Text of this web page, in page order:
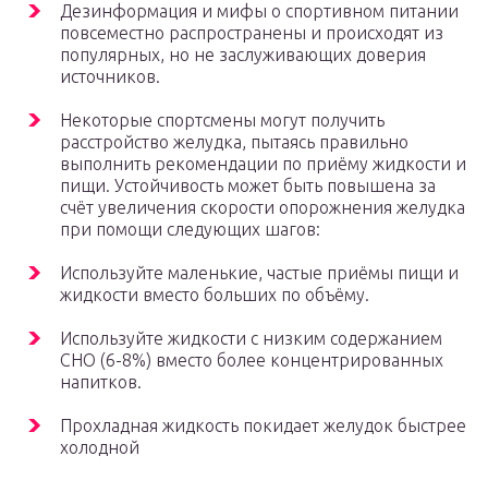
Дезинформация и мифы о спортивном питании
повсеместно распространены и происходят из
популярных, но не заслуживающих доверия
источников.
Некоторые спортсмены могут получить
расстройство желудка, пытаясь правильно
выполнить рекомендации по приёму жидкости и
пищи. Устойчивость может быть повышена за
счёт увеличения скорости опорожнения желудка
при помощи следующих шагов:
Используйте маленькие, частые приёмы пищи и
жидкости вместо больших по объёму.
Используйте жидкости с низким содержанием
СНО (6-8%) вместо более концентрированных
напитков.
Прохладная жидкость покидает желудок быстрее
холодной